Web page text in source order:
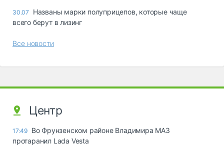
30.07
Названы марки полуприцепов, которые чаще
всего берут в лизинг
Все новости
Центр
17:49 Во Фрунзенском районе Владимира МАЗ
протаранил Lada Vesta